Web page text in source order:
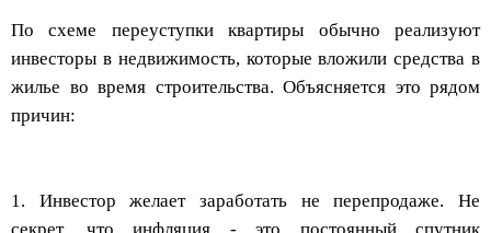
По схеме переуступки квартиры обычно реализуют
инвесторы в недвижимость, которые вложили средства в
жилье во время строительства. Объясняется это рядом
причин:
1. Инвестор желает заработать не перепродаже. Не
секрет, что инфляция - это постоянный спутник